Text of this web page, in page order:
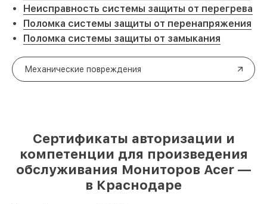
Неисправность системы защиты от перегрева
Поломка системы защиты от перенапряжения
Поломка системы защиты от замыкания
Механические повреждения
Сертификаты авторизации и
компетенции для произведения
обслуживания Мониторов Acer —
в Краснодаре